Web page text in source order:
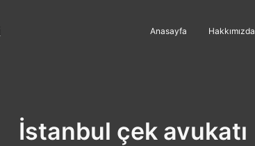
Anasayfa Hakkımızda
İstanbul çek avukatı